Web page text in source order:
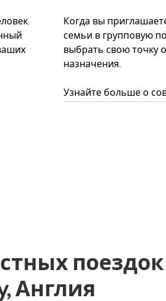
Когда вы
семьи в групповую
выбрать свою точку
назначения.
Узнайте больше о
Англия